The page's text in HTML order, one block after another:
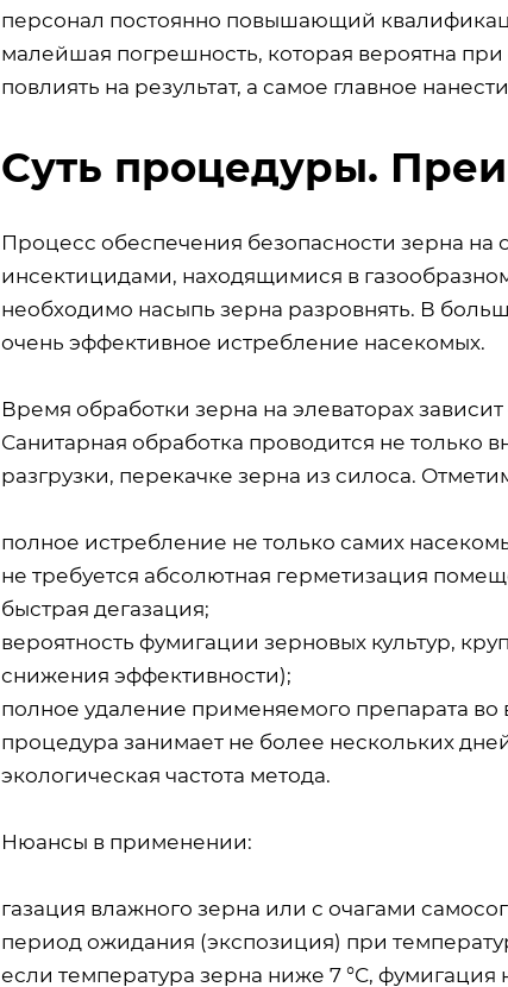
персонал постоянно повышающий
малейшая погрешность, которая вероятна
повлиять на результат, а самое главное
Суть процедуры.
Процесс обеспечения безопасности зерна на
инсектицидами, находящимися в
необходимо насыпь зерна разровнять. В
очень эффективное истребление насекомых.
Время обработки зерна на элеваторах
Санитарная обработка проводится не только
разгрузки, перекачке зерна из силоса.
полное истребление не только самих
не требуется абсолютная герметизация
быстрая дегазация;
вероятность фумигации зерновых культур,
снижения эффективности);
полное удаление применяемого препарата
процедура занимает не более нескольких
экологическая частота метода.
Нюансы в применении:
газация влажного зерна или с очагами
период ожидания (экспозиция) при
если температура зерна ниже 7 °С, фумигация